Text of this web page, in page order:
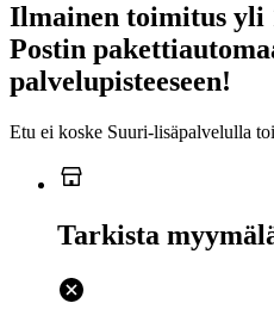
Ilmainen toimitus yli
Postin
palvelupisteeseen!
Etu ei koske Suuri‑lisäpalvelulla
Tarkista